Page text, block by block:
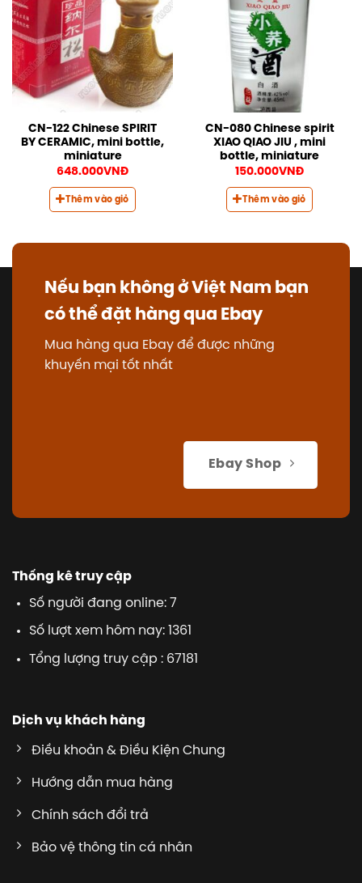
CN-122 Chinese SPIRIT
BY CERAMIC, mini bottle,
miniature
648.000VNĐ
Thêm vào giỏ
CN-080 Chinese spirit
XIAO QIAO JIU , mini
bottle, miniature
150.000VNĐ
Thêm vào giỏ
Nếu bạn không ở Việt Nam bạn
có thể đặt hàng qua Ebay
Mua hàng qua Ebay để được những
khuyến mại tốt nhất
Ebay Shop
Thống kê truy cập
Số người đang online: 7
Số lượt xem hôm nay: 1361
Tổng lượng truy cập : 67181
Dịch vụ khách hàng
Điều khoản & Điều Kiện Chung
Hướng dẫn mua hàng
Chính sách đổi trả
Bảo vệ thông tin cá nhân